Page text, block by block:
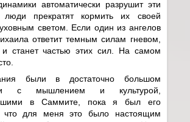
автоматически разрушит эти
люди прекратят кормить их своей
светом. Если один из ангелов
ответит темным силам гневом,
станет частью этих сил. На самом
были в достаточно большом
с мышлением и культурой,
в Саммите, пока я был его
что для меня это было настоящим